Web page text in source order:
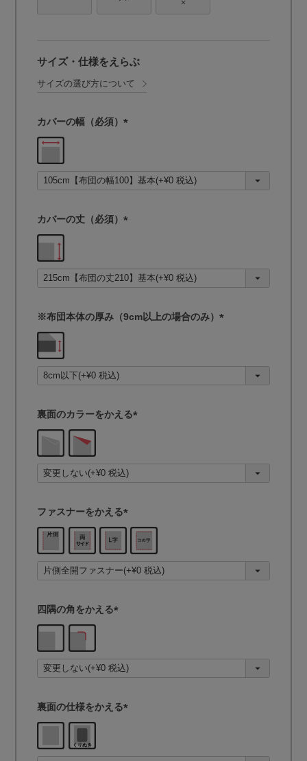
×
サイズ・仕様をえらぶ
サイズの選び方について
カバーの幅（必須）
須
)
カバーの丈（必須）
須
)
※布団本体の厚み（9cm以上の場合のみ）
須
)
裏面のカラーをかえる
須
)
ファスナーをかえる
(
須
)
四隅の角をかえる
須
)
裏面の仕様をかえる
須